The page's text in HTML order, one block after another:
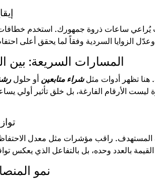
يُراعي ساعات ذروة جمهورك. استخدم
المسارات السريعة: بين
هنا تظهر أدوات مثلشراء متابعين أو حلول
الأرقام الفارغة، بل خلق تأثير أولي
راقب مؤشرات مثل معدل الاحتفاظ،
نمو